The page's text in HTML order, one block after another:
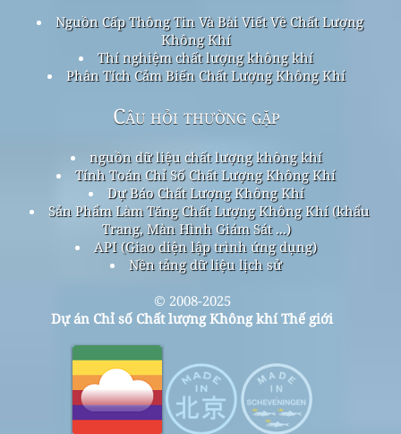
Nguồn Cấp Thông Tin Và Bài Viết Về Chất Lượng
Không Khí
Thí nghiệm chất lượng không khí
Phân Tích Cảm Biến Chất Lượng Không Khí
Câu hỏi thường gặp
nguồn dữ liệu chất lượng không khí
Tính Toán Chỉ Số Chất Lượng Không Khí
Dự Báo Chất Lượng Không Khí
Sản Phẩm Làm Tăng Chất Lượng Không Khí (khẩu
Trang, Màn Hình Giám Sát ...)
API (Giao diện lập trình ứng dụng)
Nền tảng dữ liệu lịch sử
© 2008-2025
Dự án Chỉ số Chất lượng Không khí Thế giới